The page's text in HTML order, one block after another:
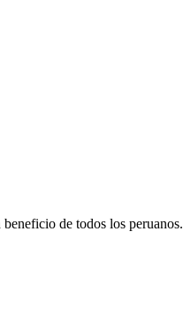
de todos los peruanos.